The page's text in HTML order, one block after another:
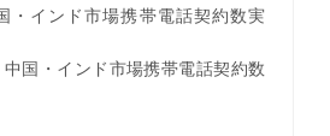
ンド市場携帯電話契約数実
インド市場携帯電話契約数